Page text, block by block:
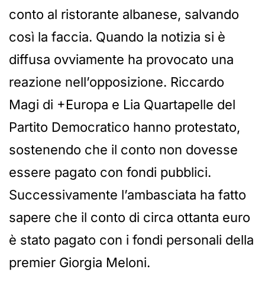
conto al ristorante albanese, salvando
così la faccia. Quando la notizia si è
diffusa ovviamente ha provocato una
reazione nell’opposizione. Riccardo
Magi di +Europa e Lia Quartapelle del
Partito Democratico hanno protestato,
sostenendo che il conto non dovesse
essere pagato con fondi pubblici.
Successivamente l’ambasciata ha fatto
sapere che il conto di circa ottanta euro
è stato pagato con i fondi personali della
premier Giorgia Meloni.